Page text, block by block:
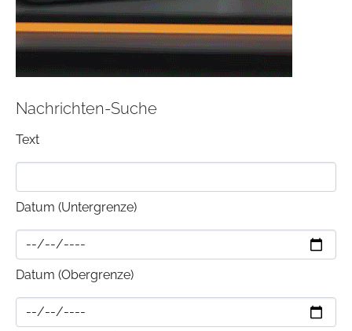
Nachrichten-Suche
Text
Datum (Untergrenze)
Datum (Obergrenze)